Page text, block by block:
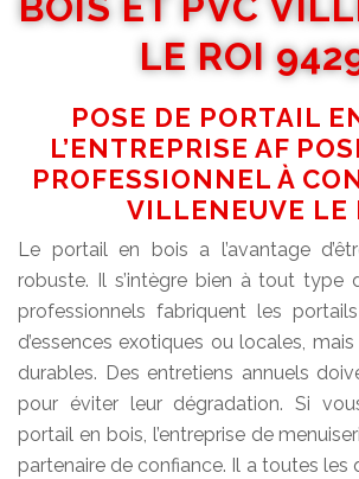
LE ROI
POSE DE PORTAIL
L’ENTREPRISE AF
PROFESSIONNEL À
VILLENEUVE LE
Le portail en bois a l’avantage
robuste. Il s’intègre bien à tout type
professionnels fabriquent les
d’essences exotiques ou locales,
durables. Des entretiens annuels
pour éviter leur dégradation. Si
portail en bois, l’entreprise de
partenaire de confiance. Il a toutes les